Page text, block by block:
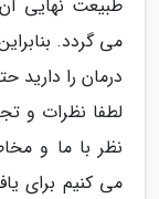
طبیعت نهایی
می گردد.
درمان را دارید
لطفا نظرات و
نظر با ما و
می کنیم برای